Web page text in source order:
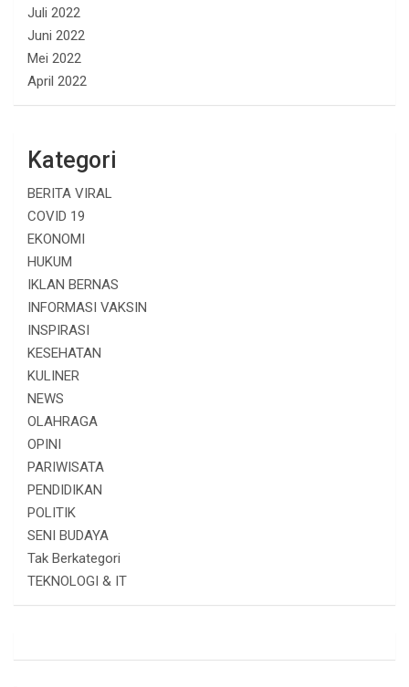
Juli 2022
Juni 2022
Mei 2022
April 2022
Kategori
BERITA VIRAL
COVID 19
EKONOMI
HUKUM
IKLAN BERNAS
INFORMASI VAKSIN
INSPIRASI
KESEHATAN
KULINER
NEWS
OLAHRAGA
OPINI
PARIWISATA
PENDIDIKAN
POLITIK
SENI BUDAYA
Tak Berkategori
TEKNOLOGI & IT